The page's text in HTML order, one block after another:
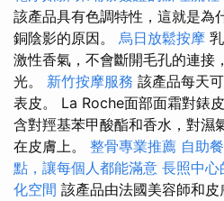
該產品具有色調特性，這就是為
銅陰影的原因。 烏日放鬆按摩
激性香氣，不會斷開毛孔的連接
光。 新竹按摩服務 該產品每天
表皮。 La Roche面部面霜對錶
含對羥基苯甲酸酯和香水，對濕
在皮膚上。 整骨專業推薦 自助
點，讓每個人都能滿意 長照中心
化空間 該產品由法國美容師和